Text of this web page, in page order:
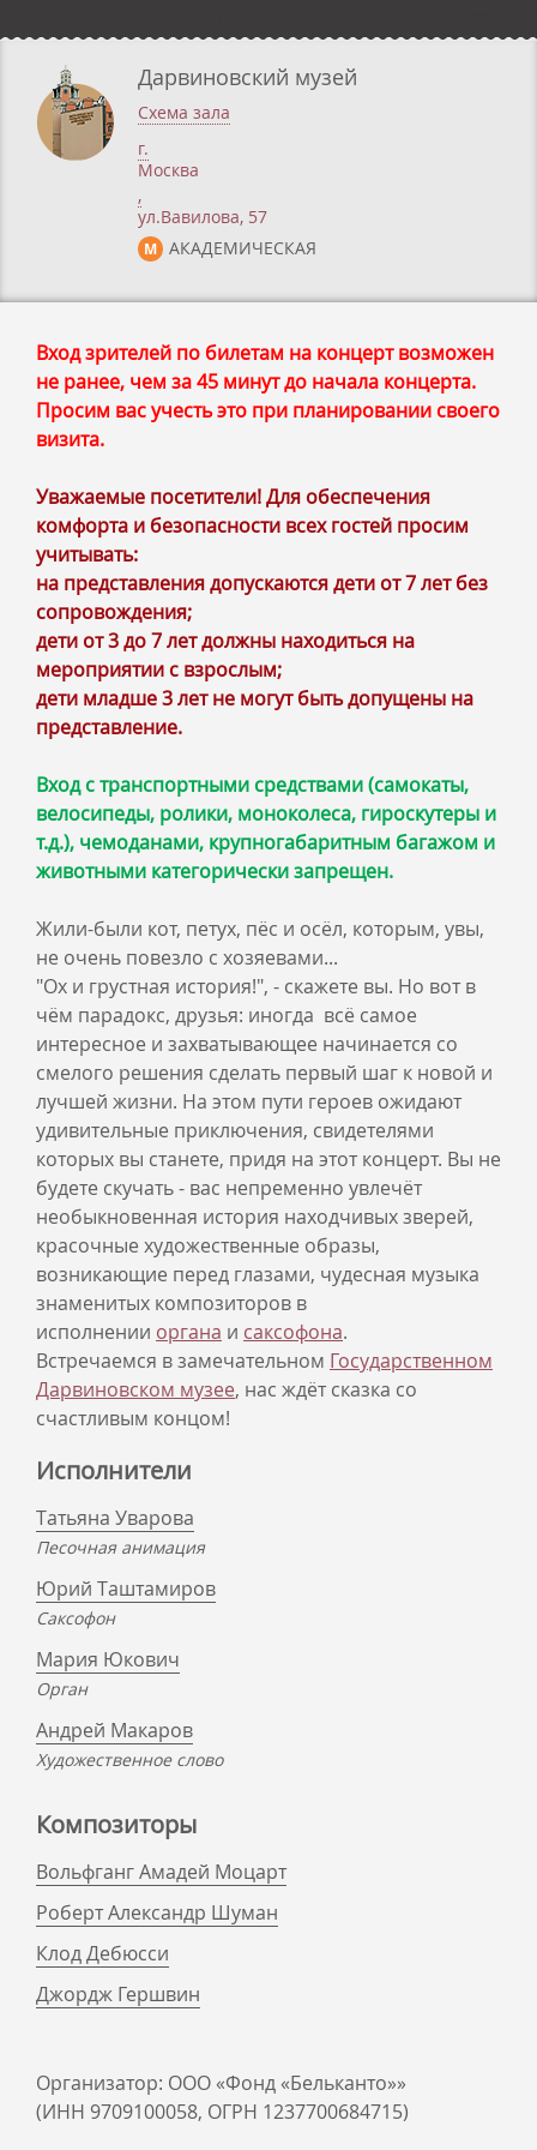
Дарвиновский музей
Схема зала
г.
Москва
,
ул.Вавилова, 57
М АКАДЕМИЧЕСКАЯ
Вход зрителей по билетам на концерт возможен
не ранее, чем за 45 минут до начала концерта.
Просим вас учесть это при планировании своего
визита.
Уважаемые посетители! Для обеспечения
комфорта и безопасности всех гостей просим
учитывать:
на представления допускаются дети от 7 лет без
сопровождения;
дети от 3 до 7 лет должны находиться на
мероприятии с взрослым;
дети младше 3 лет не могут быть допущены на
представление.
Вход с транспортными средствами (самокаты,
велосипеды, ролики, моноколеса, гироскутеры и
т.д.), чемоданами, крупногабаритным багажом и
животными категорически запрещен.
Жили-были кот, петух, пёс и осёл, которым, увы,
не очень повезло с хозяевами...
"Ох и грустная история!", - скажете вы. Но вот в
чём парадокс, друзья: иногда всё самое
интересное и захватывающее начинается со
смелого решения сделать первый шаг к новой и
лучшей жизни. На этом пути героев ожидают
удивительные приключения, свидетелями
которых вы станете, придя на этот концерт. Вы не
будете скучать - вас непременно увлечёт
необыкновенная история находчивых зверей,
красочные художественные образы,
возникающие перед глазами, чудесная музыка
знаменитых композиторов в
исполнении органа и саксофона.
Встречаемся в замечательном Государственном
Дарвиновском музее, нас ждёт сказка со
счастливым концом!
Исполнители
Татьяна Уварова
Песочная анимация
Юрий Таштамиров
Саксофон
Мария Юкович
Орган
Андрей Макаров
Художественное слово
Композиторы
Вольфганг Амадей Моцарт
Роберт Александр Шуман
Клод Дебюсси
Джордж Гершвин
Организатор: ООО «Фонд «Бельканто»»
(ИНН 9709100058, ОГРН 1237700684715)